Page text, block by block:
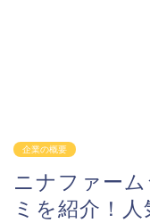
企業の概要
ニナファー
ミを紹介！